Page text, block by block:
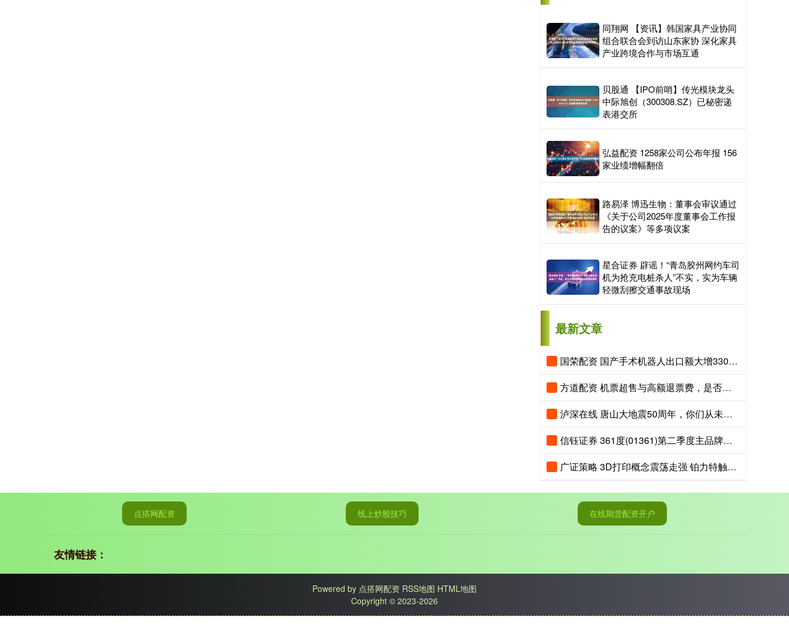
同翔网 【资讯】韩国家具产业协同
组合联合会到访山东家协 深化家具
产业跨境合作与市场互通
贝股通 【IPO前哨】传光模块龙头
中际旭创（300308.SZ）已秘密递
表港交所
弘益配资 1258家公司公布年报 156
家业绩增幅翻倍
路易泽 博迅生物：董事会审议通过
《关于公司2025年度董事会工作报
告的议案》等多项议案
星合证券 辟谣！“青岛胶州网约车司
机为抢充电桩杀人”不实，实为车辆
轻微刮擦交通事故现场
最新文章
国荣配资 国产手术机器人出口额大增330%，“新新三样”圈粉全球
方道配资 机票超售与高额退票费，是否触碰公平消费底线？
泸深在线 唐山大地震50周年，你们从未走远，我们从未忘记！
信钰证券 361度(01361)第二季度主品牌产品零售额同比取得中高单位数的正增长
广证策略 3D打印概念震荡走强 铂力特触及20cm涨停
点搭网配资 线上炒股技巧 在线期货配资开户
友情链接：
Powered by 点搭网配资 RSS地图 HTML地图
Copyright © 2023-2026